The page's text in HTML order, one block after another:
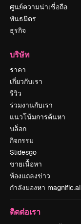
ศูนย์ความน่าเชื่อถือ
พันธมิตร
ธุรกิจ
บริษัท
ราคา
เกี่ยวกับเรา
รีวิว
ร่วมงานกับเรา
แนวโน้มการค้นหา
บล็อก
กิจกรรม
Slidesgo
ขายเนื้อหา
ห้องแถลงข่าว
กำลังมองหา magnific.ai
ติดต่อเรา